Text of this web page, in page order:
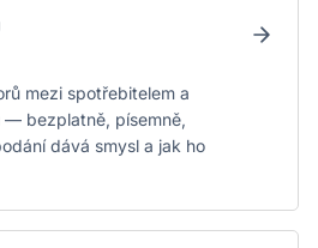
mezi spotřebitelem a
— bezplatně, písemně,
dává smysl a jak ho